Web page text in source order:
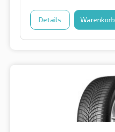
Details Warenkorb